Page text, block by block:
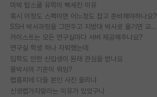
미박 탑스쿨 유학이 빡세진 이유
혹시 이정도 스펙이면 어느정도 잡고 준비해야하나요?
SSH 박사과정을 그만두고 지방대 박사로 옮기면 교수의 꿈은 끝일까요?
카이스트는 모든 연구실마다 서버 제공해주나요?
연구실 학생 하나 자퇴했는데
입학도 안한 신입생이 원래 관심을 받나요
물박사의 기준이 뭐임?
랩홈피에 다들 본인 사진 올리냐
신생랩가지말라는 이유가 있었구나